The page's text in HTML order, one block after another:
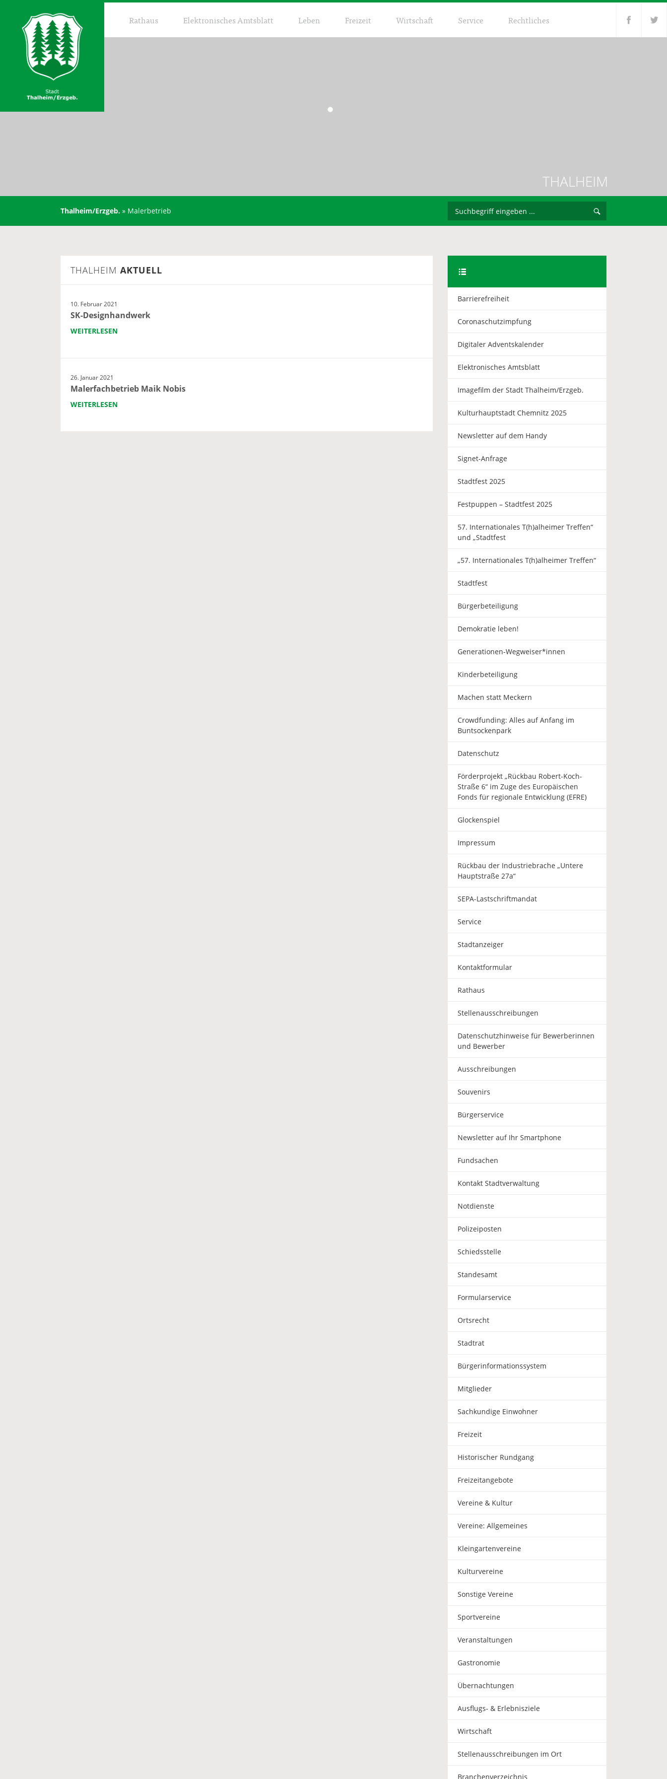
Rathaus Elektronisches Amtsblatt Leben Freizeit Wirtschaft Service Rechtliches
THALHEIM
Thalheim/Erzgeb. » Malerbetrieb
THALHEIM AKTUELL
10. Februar 2021
SK-Designhandwerk
WEITERLESEN
26. Januar 2021
Malerfachbetrieb Maik Nobis
WEITERLESEN
Barrierefreiheit
Coronaschutzimpfung
Digitaler Adventskalender
Elektronisches Amtsblatt
Imagefilm der Stadt Thalheim/Erzgeb.
Kulturhauptstadt Chemnitz 2025
Newsletter auf dem Handy
Signet-Anfrage
Stadtfest 2025
Festpuppen – Stadtfest 2025
57. Internationales T(h)alheimer Treffen“
und „Stadtfest
„57. Internationales T(h)alheimer Treffen“
Stadtfest
Bürgerbeteiligung
Demokratie leben!
Generationen-Wegweiser*innen
Kinderbeteiligung
Machen statt Meckern
Crowdfunding: Alles auf Anfang im
Buntsockenpark
Datenschutz
Förderprojekt „Rückbau Robert-Koch-
Straße 6“ im Zuge des Europäischen
Fonds für regionale Entwicklung (EFRE)
Glockenspiel
Impressum
Rückbau der Industriebrache „Untere
Hauptstraße 27a“
SEPA-Lastschriftmandat
Service
Stadtanzeiger
Kontaktformular
Rathaus
Stellenausschreibungen
Datenschutzhinweise für Bewerberinnen
und Bewerber
Ausschreibungen
Souvenirs
Bürgerservice
Newsletter auf Ihr Smartphone
Fundsachen
Kontakt Stadtverwaltung
Notdienste
Polizeiposten
Schiedsstelle
Standesamt
Formularservice
Ortsrecht
Stadtrat
Bürgerinformationssystem
Mitglieder
Sachkundige Einwohner
Freizeit
Historischer Rundgang
Freizeitangebote
Vereine & Kultur
Vereine: Allgemeines
Kleingartenvereine
Kulturvereine
Sonstige Vereine
Sportvereine
Veranstaltungen
Gastronomie
Übernachtungen
Ausflugs- & Erlebnisziele
Wirtschaft
Stellenausschreibungen im Ort
Branchenverzeichnis